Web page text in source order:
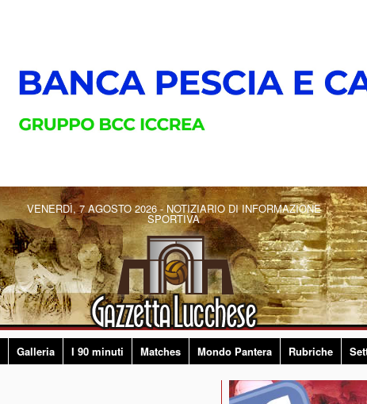
VENERDÌ, 7 AGOSTO 2026 - NOTIZIARIO DI INFORMAZIONE
SPORTIVA
Galleria I 90 minuti Matches Mondo Pantera Rubriche